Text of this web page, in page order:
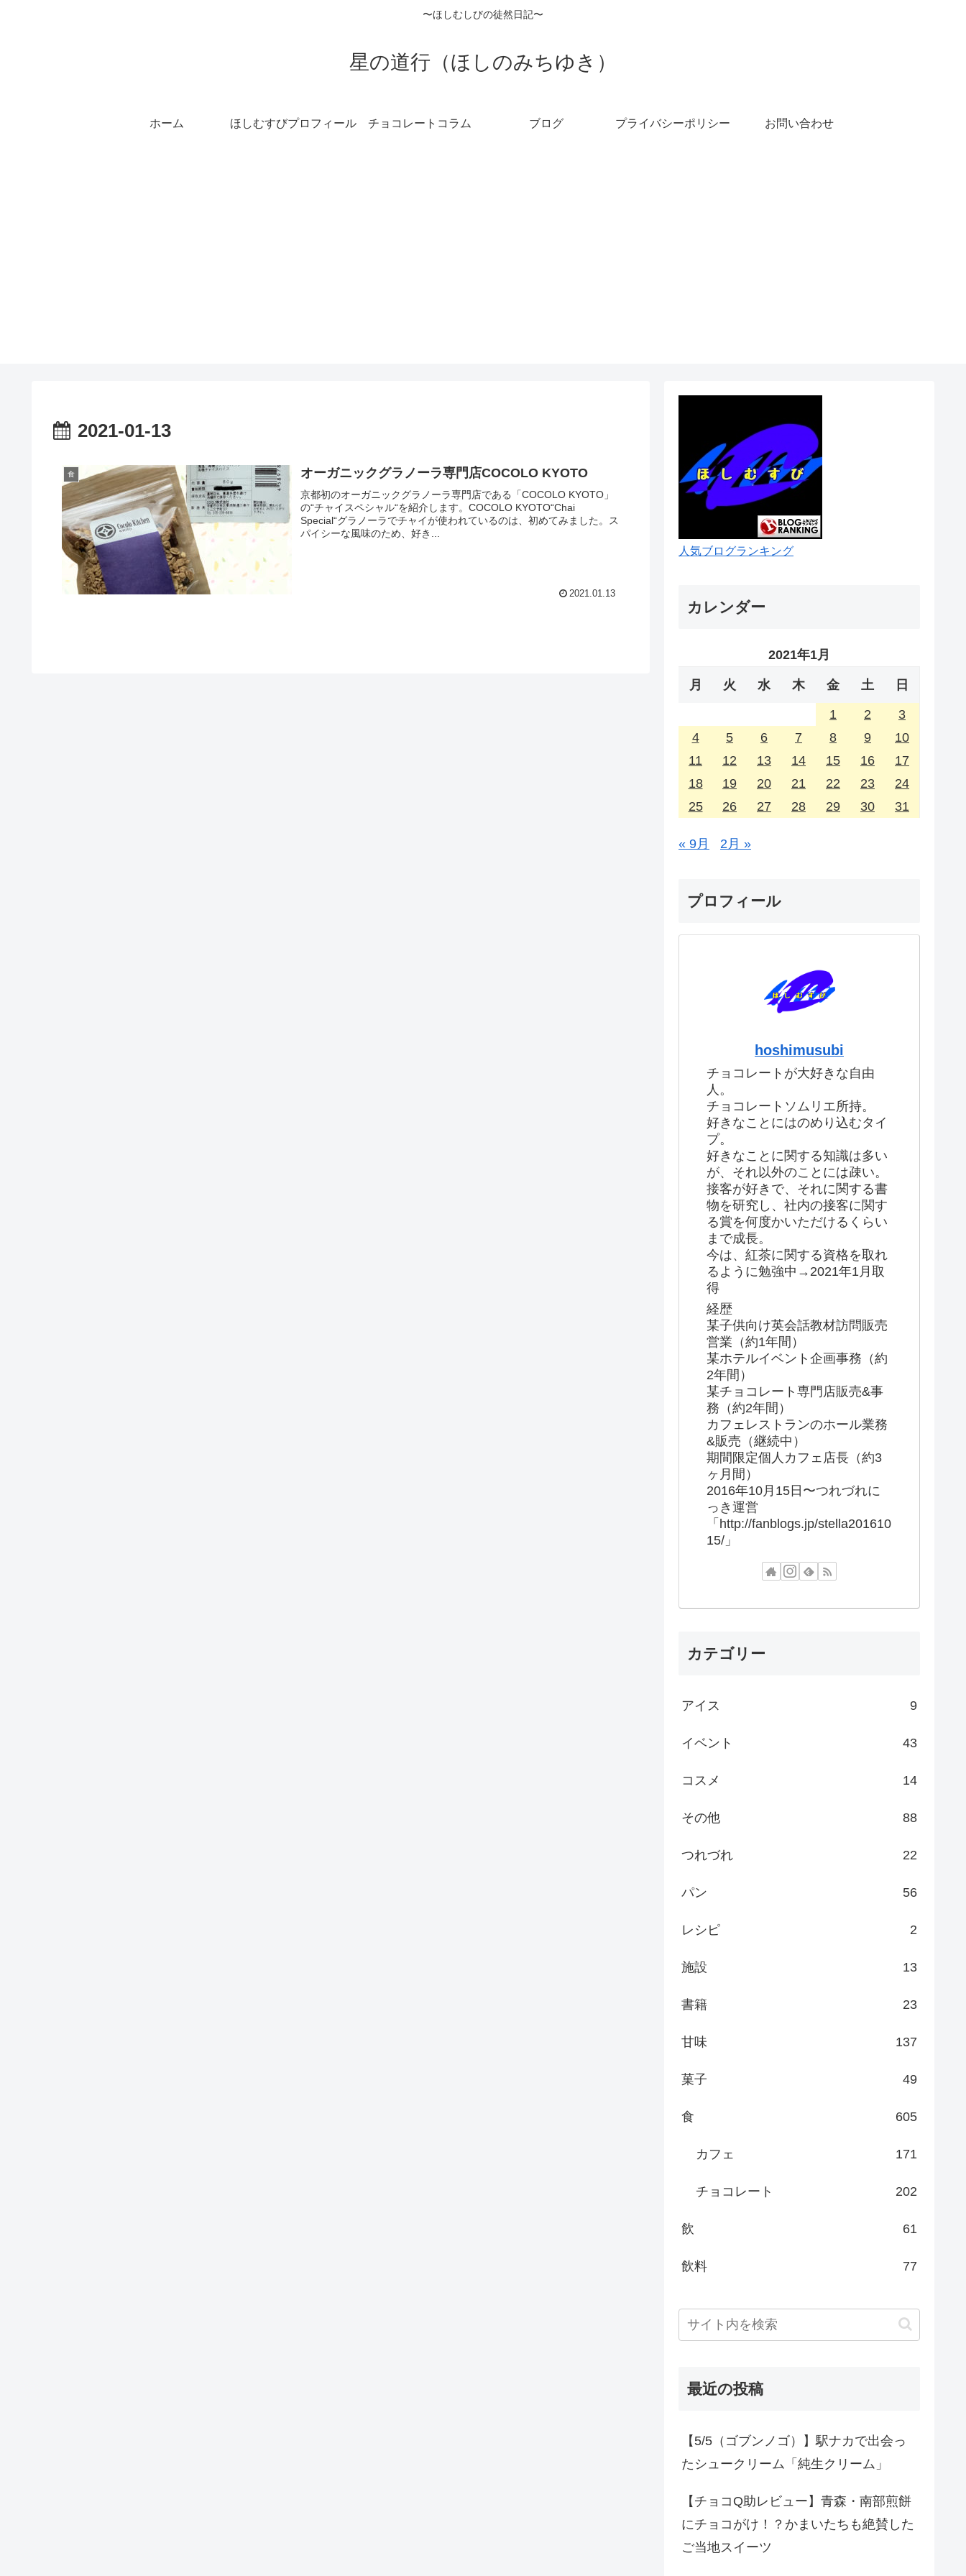
〜ほしむしびの徒然日記〜
星の道行（ほしのみちゆき）
ホーム ほしむすびプロフィール チョコレートコラム ブログ プライバシーポリシー お問い合わせ
2021-01-13
食 オーガニックグラノーラ専門店COCOLO KYOTO
京都初のオーガニックグラノーラ専門店である「COCOLO KYOTO」
の“チャイスペシャル“を紹介します。COCOLO KYOTO“Chai
Special“グラノーラでチャイが使われているのは、初めてみました。ス
パイシーな風味のため、好き...
2021.01.13
人気ブログランキング
カレンダー
2021年1月
月 火 水 木 金 土 日
1 2
3
4
5 6 7 8 9
10
11
12 13 14 15 16
17
18
19 20 21 22 23
24
25
26 27 28 29 30 31
« 9月 2月 »
プロフィール
hoshimusubi
チョコレートが大好きな自由
人。
チョコレートソムリエ所持。
好きなことにはのめり込むタイ
プ。
好きなことに関する知識は多い
が、それ以外のことには疎い。
接客が好きで、それに関する書
物を研究し、社内の接客に関す
る賞を何度かいただけるくらい
まで成長。
今は、紅茶に関する資格を取れ
るように勉強中→2021年1月取
得
経歴
某子供向け英会話教材訪問販売
営業（約1年間）
某ホテルイベント企画事務（約
2年間）
某チョコレート専門店販売&事
務（約2年間）
カフェレストランのホール業務
&販売（継続中）
期間限定個人カフェ店長（約3
ヶ月間）
2016年10月15日〜つれづれに
っき運営
「http://fanblogs.jp/stella201610
15/」
カテゴリー
アイス 9
イベント 43
コスメ 14
その他 88
つれづれ 22
パン 56
レシピ 2
施設 13
書籍 23
甘味 137
菓子 49
食 605
カフェ 171
チョコレート 202
飲 61
飲料 77
最近の投稿
【5/5（ゴブンノゴ）】駅ナカで出会っ
たシュークリーム「純生クリーム」
【チョコQ助レビュー】青森・南部煎餅
にチョコがけ！？かまいたちも絶賛した
ご当地スイーツ